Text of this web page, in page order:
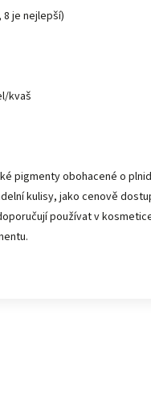
8 je nejlepší)
kvaš
pigmenty obohacené o
kulisy, jako cenově
používat v